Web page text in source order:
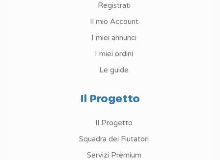
Registrati
Il mio Account
I miei annunci
I miei ordini
Le guide
Il Progetto
Il Progetto
Squadra dei Fiutatori
Servizi Premium